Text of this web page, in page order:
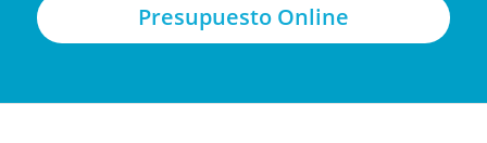
Presupuesto Online